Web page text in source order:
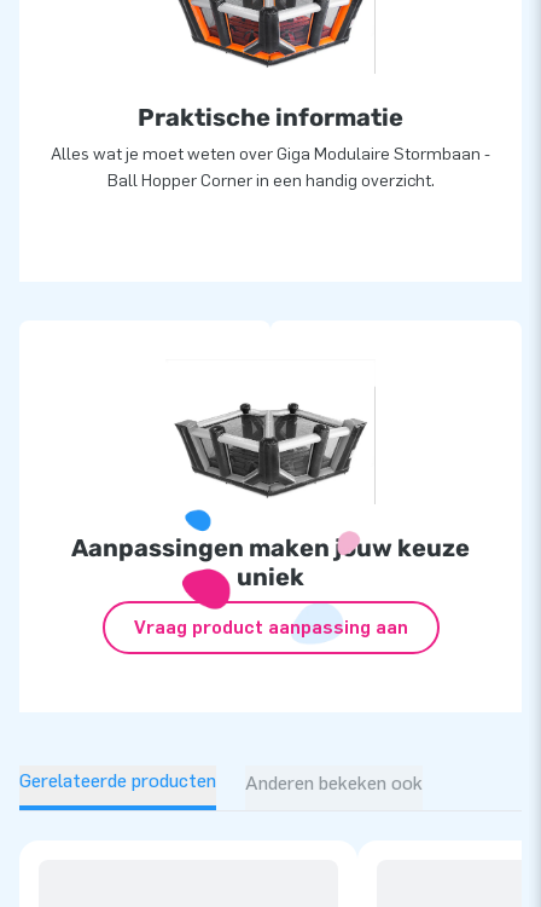
15.000 mensen wereldwijd een gat in de lucht laten springen.
Daar zijn we trots op! Ons team van designers,
ontwikkelaars en logistiek medewerkers zijn echte ‘creators
of greatness’: ze leveren unieke opblaasattracties op grootse
professionele service en levering, over al ter wereld!
Praktische informatie
Alles wat je moet weten over Giga Modulaire Stormbaan -
Ball Hopper Corner in een handig overzicht.
Aanpassingen maken jouw keuze
uniek
Vraag product aanpassing aan
Gerelateerde producten Anderen bekeken ook